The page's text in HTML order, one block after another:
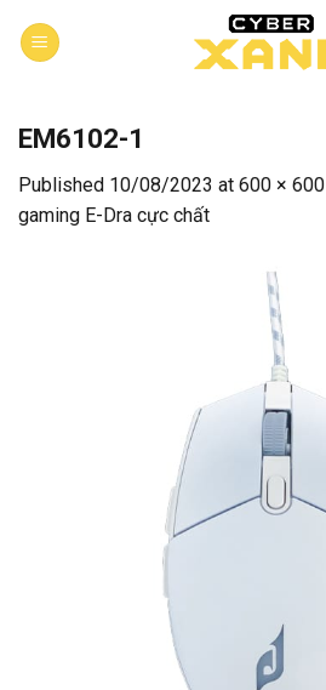
EM6102-1
Published 10/08/2023 at 600 × 600
gaming E-Dra cực chất